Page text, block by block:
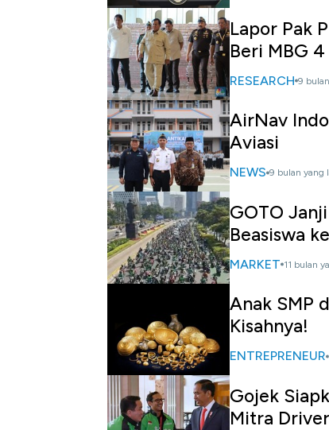
Lapor Pak
Beri MBG
RESEARCH 9
AirNav
Aviasi
NEWS 9 bulan yang
GOTO
Beasiswa
MARKET 11 bulan
Anak SMP
Kisahnya!
ENTREPRENEUR
Gojek
Mitra Driver